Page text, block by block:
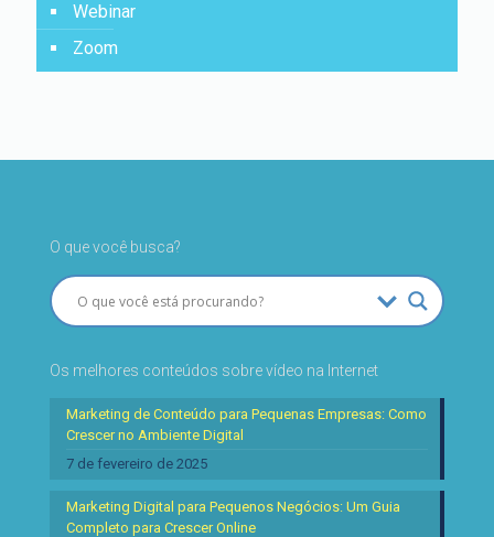
Webinar
Zoom
O que você busca?
Os melhores conteúdos sobre vídeo na Internet
Marketing de Conteúdo para Pequenas Empresas: Como
Crescer no Ambiente Digital
7 de fevereiro de 2025
Marketing Digital para Pequenos Negócios: Um Guia
Completo para Crescer Online